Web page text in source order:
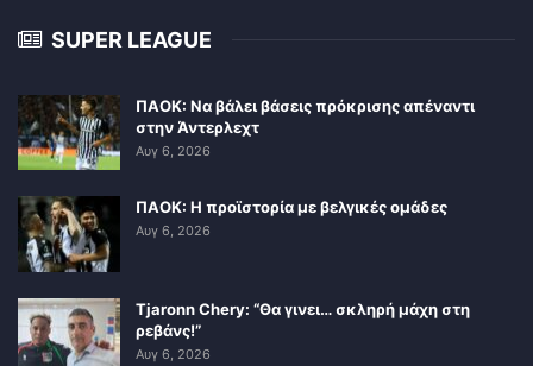
SUPER LEAGUE
ΠΑΟΚ: Να βάλει βάσεις πρόκρισης απέναντι
στην Άντερλεχτ
Αυγ 6, 2026
ΠΑΟΚ: Η προϊστορία με βελγικές ομάδες
Αυγ 6, 2026
Tjaronn Chery: “Θα γινει… σκληρή μάχη στη
ρεβάνς!”
Αυγ 6, 2026